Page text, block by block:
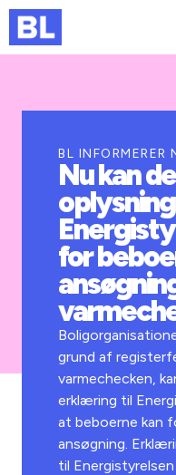
Kurser og arrangementer
Jobportalen
BL INFORMERER
Nu kan
for
grund af
varmechecken,
erklæring til
at beboerne kan
ansøgning.
til